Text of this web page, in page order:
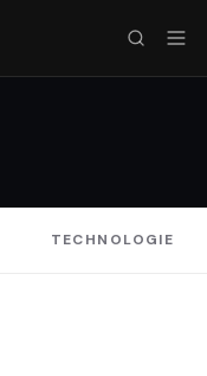
TECHNOLOGIE